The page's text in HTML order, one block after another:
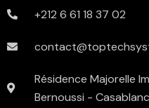
+212 6 61 18 37 02
Résidence Majorelle
Bernoussi -